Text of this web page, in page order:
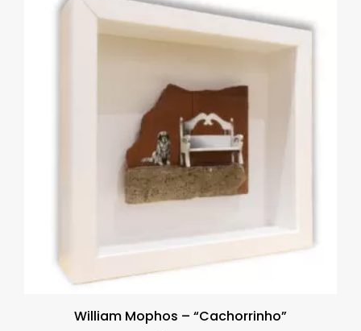
William Mophos – “Cachorrinho”